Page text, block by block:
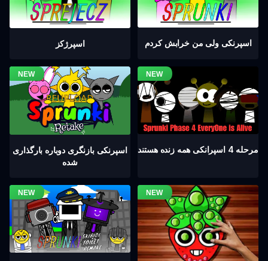
اسپرژکز اسپرنکی ولی من خرابش کردم
اسپرنکی بازنگری دوباره بارگذاری
شده
مرحله 4 اسپرانکی همه زنده هستند